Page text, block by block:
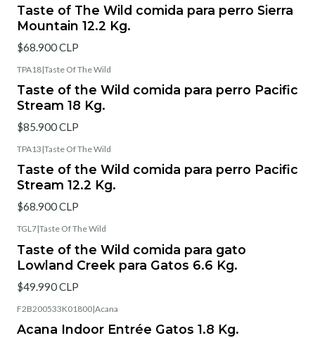
Taste of The Wild comida para perro Sierra
Mountain 12.2 Kg.
$68.900 CLP
TPA18|Taste Of The Wild
Taste of the Wild comida para perro Pacific
Stream 18 Kg.
$85.900 CLP
TPA13 |Taste Of The Wild
Taste of the Wild comida para perro Pacific
Stream 12.2 Kg.
$68.900 CLP
TGL7|Taste Of The Wild
Taste of the Wild comida para gato
Lowland Creek para Gatos 6.6 Kg.
$49.990 CLP
F2B200533K01800|Acana
Acana Indoor Entrée Gatos 1.8 Kg.